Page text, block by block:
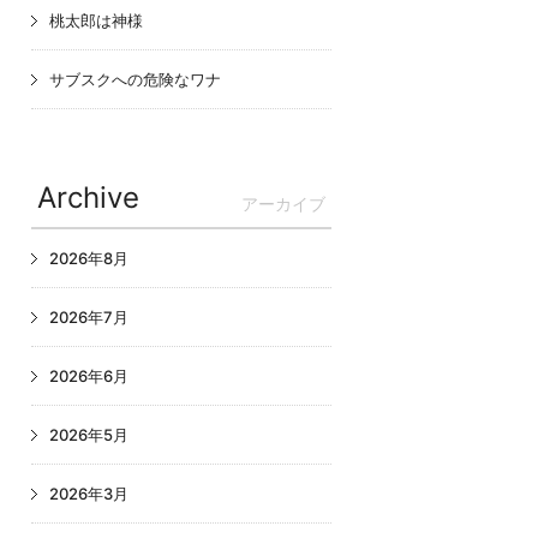
桃太郎は神様
サブスクへの危険なワナ
Archive アーカイブ
2026年8月
2026年7月
2026年6月
2026年5月
2026年3月